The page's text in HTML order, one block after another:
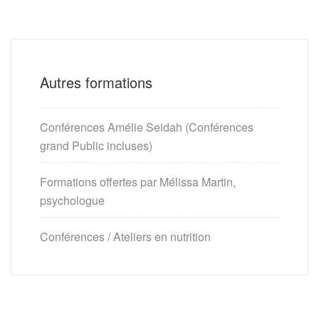
Autres formations
Conférences Amélie Seidah (Conférences
grand Public incluses)
Formations offertes par Mélissa Martin,
psychologue
Conférences / Ateliers en nutrition